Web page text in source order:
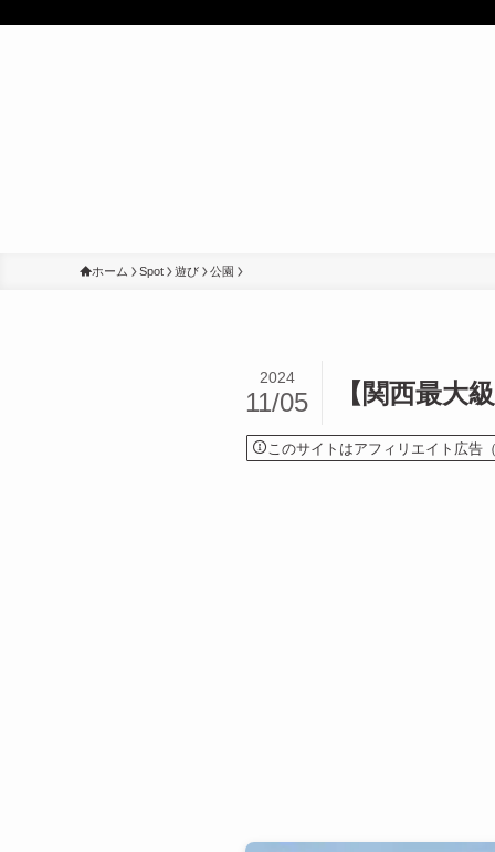
ホーム Spot 遊び 公園
【関西最大
2024
11/05
このサイトはアフィリエイト広告